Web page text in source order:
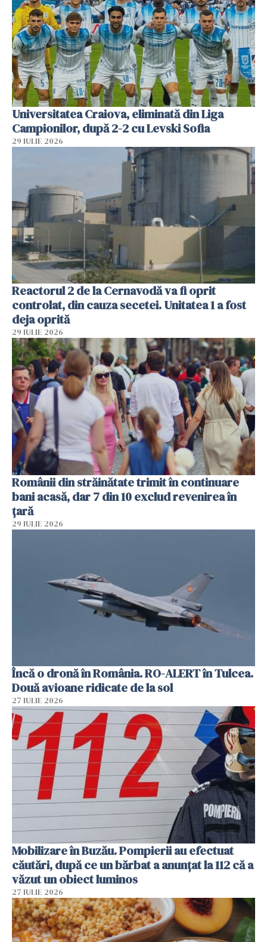
Universitatea Craiova, eliminată din Liga
Campionilor, după 2-2 cu Levski Sofia
29 IULIE 2026
Reactorul 2 de la Cernavodă va fi oprit
controlat, din cauza secetei. Unitatea 1 a fost
deja oprită
29 IULIE 2026
Românii din străinătate trimit în continuare
bani acasă, dar 7 din 10 exclud revenirea în
țară
29 IULIE 2026
Încă o dronă în România. RO-ALERT în Tulcea.
Două avioane ridicate de la sol
27 IULIE 2026
Mobilizare în Buzău. Pompierii au efectuat
căutări, după ce un bărbat a anunțat la 112 că a
văzut un obiect luminos
27 IULIE 2026